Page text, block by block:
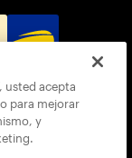
usted acepta
para mejorar
y